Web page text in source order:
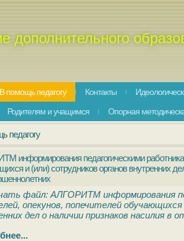
дополнительного
В помощь педагогу Контакты
Родителям и учащимся Опорная
педагогу
информирования педагогическими
и (или) сотрудников органов внутренних
файл: АЛГОРИТМ информирования
опекунов, попечителей
дел о наличии признаков насилия в